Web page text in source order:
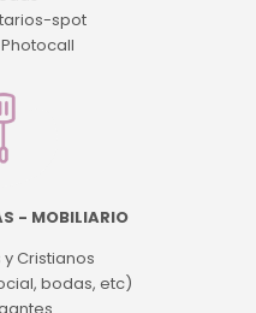
spot
- MOBILIARIO
Cristianos
bodas, etc)